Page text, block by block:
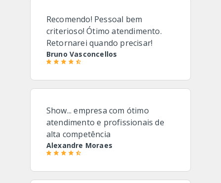
Recomendo! Pessoal bem
criterioso! Ótimo atendimento.
Retornarei quando precisar!
Bruno Vasconcellos
Show... empresa com ótimo
atendimento e profissionais de
alta competência
Alexandre Moraes